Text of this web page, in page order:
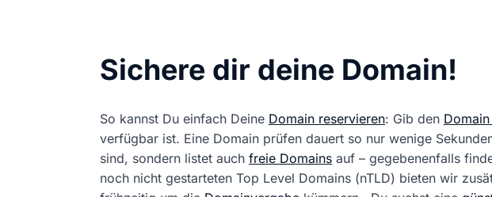
Sichere dir deine Domain!
So kannst Du einfach Deine Domain reservieren: Gib den
verfügbar ist. Eine Domain prüfen dauert so nur wenige
sind, sondern listet auch freie Domains auf – gegebenenfalls
noch nicht gestarteten Top Level Domains (nTLD) bieten wir